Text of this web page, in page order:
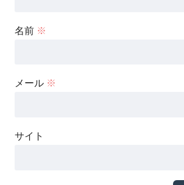
名前 ※
メール ※
サイト